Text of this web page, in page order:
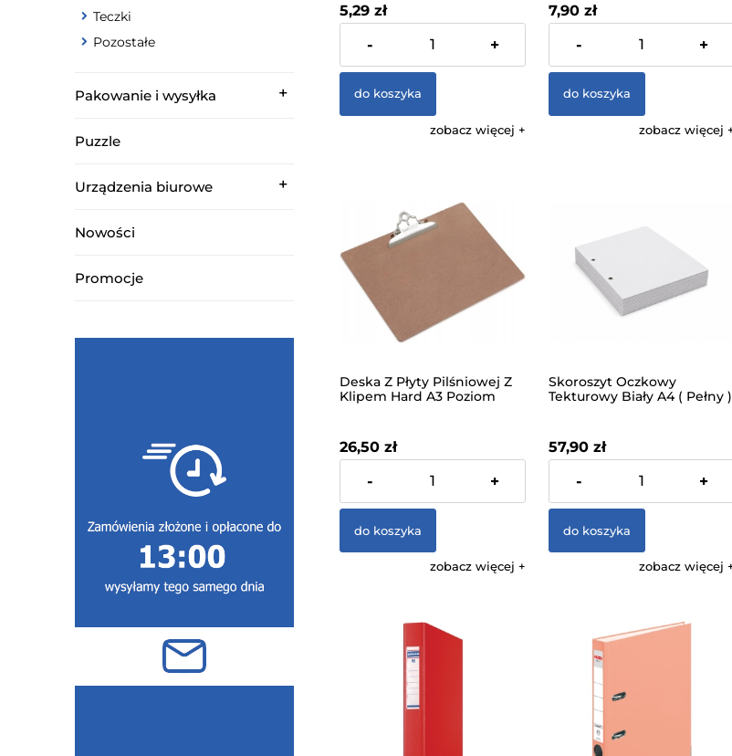
Teczki
Pozostałe
Pakowanie i wysyłka
Puzzle
Urządzenia biurowe
Nowości
Promocje
5,29 zł
zawiera 23% VAT, bez kosztów
- +
do koszyka
zobacz więcej
7,90 zł
zawiera 23% VAT, bez kosztów
- +
do koszyka
zobacz więcej
Deska Z Płyty Pilśniowej Z
Klipem Hard A3 Poziom
26,50 zł
zawiera 23% VAT, bez kosztów
- +
do koszyka
zobacz więcej
Skoroszyt Oczkowy
Tekturowy Biały A4 ( Pełny )
57,90 zł
zawiera 23% VAT, bez kosztów
- +
do koszyka
zobacz więcej